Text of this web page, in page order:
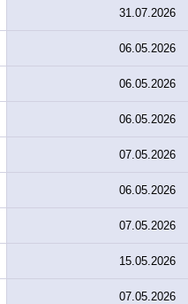
31.07.2026
06.05.2026
06.05.2026
06.05.2026
07.05.2026
06.05.2026
07.05.2026
15.05.2026
07.05.2026